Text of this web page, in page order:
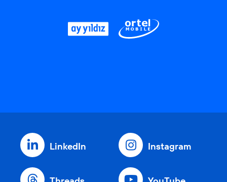
LinkedIn Instagram